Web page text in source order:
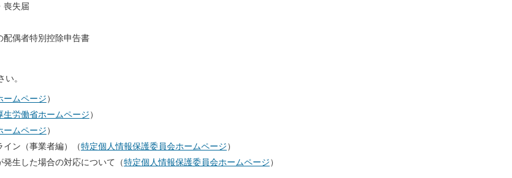
喪失届
配偶者特別控除申告書
。
ームページ）
生労働省ホームページ）
ームページ）
ン（事業者編）（特定個人情報保護委員会ホームページ）
生した場合の対応について（特定個人情報保護委員会ホームページ）